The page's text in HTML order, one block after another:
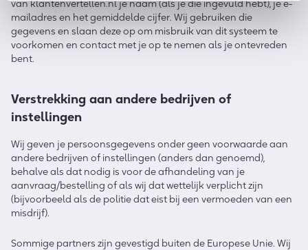
van klantenvertellen.nl je naam (als je die ingevuld hebt), je e-
mailadres en het gemiddelde cijfer. Wij gebruiken die
gegevens en slaan deze op om misbruik van dit systeem te
voorkomen en contact met je op te nemen als je ontevreden
bent.
Verstrekking aan andere bedrijven of
instellingen
Wij geven je persoonsgegevens onder geen voorwaarde aan
andere bedrijven of instellingen (anders dan genoemd),
behalve als dat nodig is voor de afhandeling van je
aanvraag/bestelling of als wij dat wettelijk verplicht zijn
(bijvoorbeeld als de politie dat eist bij een vermoeden van een
misdrijf).
Sommige partners zijn gevestigd buiten de Europese Unie. Wij